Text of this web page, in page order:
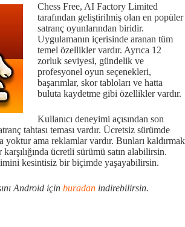
Chess Free, AI Factory Limited
tarafından geliştirilmiş olan en popüler
satranç oyunlarından biridir.
Uygulamanın içerisinde aranan tüm
temel özellikler vardır. Ayrıca 12
zorluk seviyesi, gündelik ve
profesyonel oyun seçenekleri,
başarımlar, skor tabloları ve hatta
buluta kaydetme gibi özellikler vardır.
Kullanıcı deneyimi açısından son
tahtası teması vardır. Ücretsiz sürümde
yoktur ama reklamlar vardır. Bunları kaldırmak
ücretli sürümü satın alabilirsin.
kesintisiz bir biçimde yaşayabilirsin.
Android için buradan indirebilirsin.